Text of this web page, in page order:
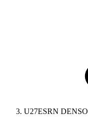
U27ESRN DENSO